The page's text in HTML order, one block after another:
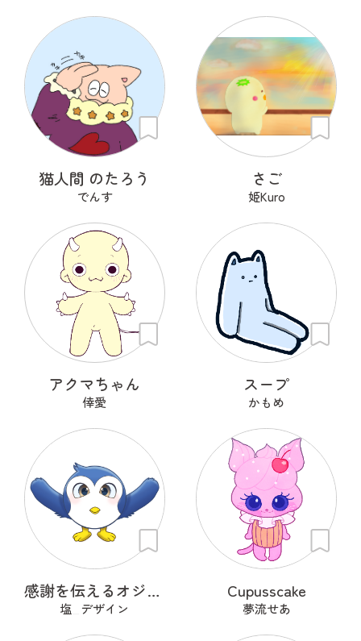
猫人間 のたろう
でんす
さご
姫Kuro
アクマちゃん
倖愛
スープ
かもめ
感謝を伝えるオジギドリ
塩_デザイン
Cupusscake
夢流せあ